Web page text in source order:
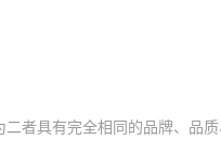
者具有完全相同的品牌、品质